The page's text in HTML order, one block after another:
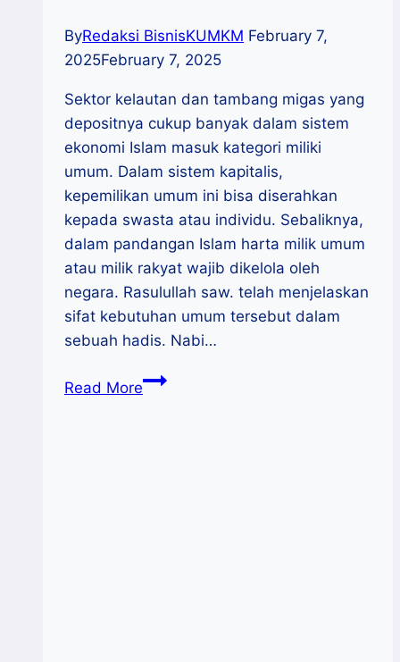
ByRedaksi BisnisKUMKM February 7,
2025February 7, 2025
Sektor kelautan dan tambang migas yang
depositnya cukup banyak dalam sistem
ekonomi Islam masuk kategori miliki
umum. Dalam sistem kapitalis,
kepemilikan umum ini bisa diserahkan
kepada swasta atau individu. Sebaliknya,
dalam pandangan Islam harta milik umum
atau milik rakyat wajib dikelola oleh
negara. Rasulullah saw. telah menjelaskan
sifat kebutuhan umum tersebut dalam
sebuah hadis. Nabi…
Read MoreKonsep